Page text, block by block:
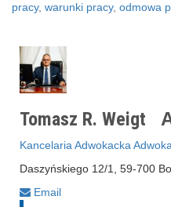
pracy, warunki pracy, odmowa
Tomasz R. Weigt
Kancelaria Adwokacka
Daszyńskiego 12/1, 59-700
Email